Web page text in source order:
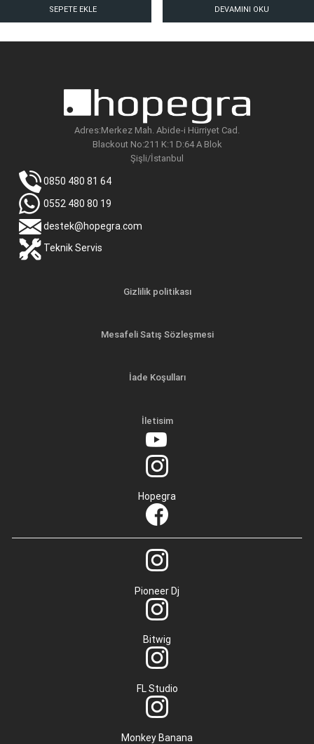
SEPETE EKLE DEVAMINI OKU
Adres:Merkez Mah. Abide-i Hürriyet Cad.
Blackout No:211 K:1 D:64 A Blok
Şişli/İstanbul
0850 480 81 64
0552 480 80 19
destek@hopegra.com
Teknik Servis
Gizlilik politikası
Mesafeli Satış Sözleşmesi
İade Koşulları
İletisim
Hopegra
Pioneer Dj
Bitwig
FL Studio
Monkey Banana